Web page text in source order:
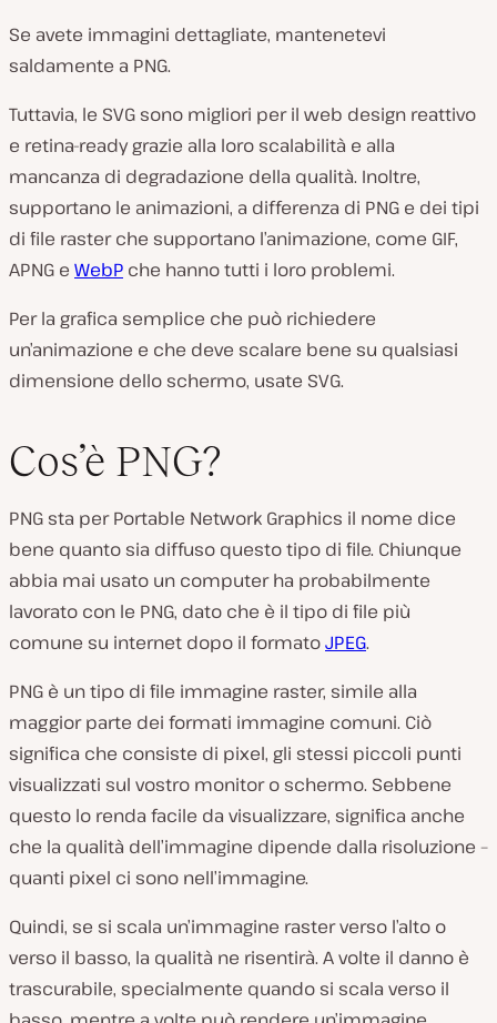
Se avete immagini dettagliate, mantenetevi
saldamente a PNG.
Tuttavia, le SVG sono migliori per il web design reattivo
e retina-ready grazie alla loro scalabilità e alla
mancanza di degradazione della qualità. Inoltre,
supportano le animazioni, a differenza di PNG e dei tipi
di file raster che supportano l’animazione, come GIF,
APNG e WebP che hanno tutti i loro problemi.
Per la grafica semplice che può richiedere
un’animazione e che deve scalare bene su qualsiasi
dimensione dello schermo, usate SVG.
Cos’è PNG?
PNG sta per Portable Network Graphics il nome dice
bene quanto sia diffuso questo tipo di file. Chiunque
abbia mai usato un computer ha probabilmente
lavorato con le PNG, dato che è il tipo di file più
comune su internet dopo il formatoJPEG.
PNG è un tipo di file immagine raster, simile alla
maggior parte dei formati immagine comuni. Ciò
significa che consiste di pixel, gli stessi piccoli punti
visualizzati sul vostro monitor o schermo. Sebbene
questo lo renda facile da visualizzare, significa anche
che la qualità dell’immagine dipende dalla risoluzione –
quanti pixel ci sono nell’immagine.
Quindi, se si scala un’immagine raster verso l’alto o
verso il basso, la qualità ne risentirà. A volte il danno è
trascurabile, specialmente quando si scala verso il